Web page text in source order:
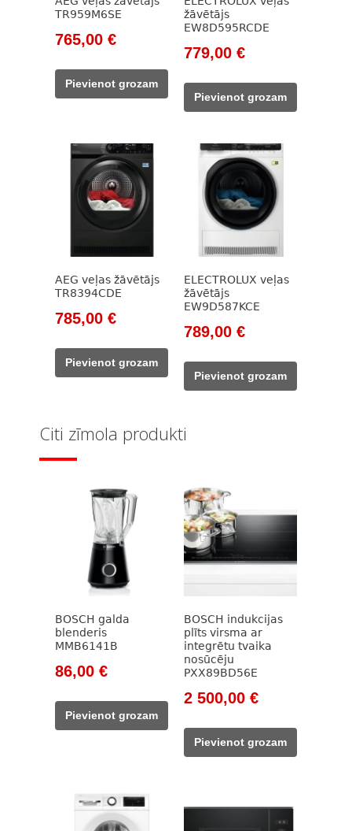
TR959M6SE
Original
was:
1
765,00 €Current
765,00 €.
Pievienot grozam
žāvētājs
EW8D595RCDE
Original
was:
1
779,00 €Current
779,00 €.
Pievienot grozam
AEG veļas žāvētājs
TR8394CDE
Original
was:
1
785,00 €Current
785,00 €.
Pievienot grozam
ELECTROLUX veļas
žāvētājs
EW9D587KCE
Original
was:
1
789,00 €Current
789,00 €.
Pievienot grozam
Citi zīmola produkti
BOSCH galda
blenderis
MMB6141B
Original
was:
115,00 €.
86,00 €Current
86,00 €.
Pievienot grozam
BOSCH indukcijas
plīts virsma ar
integrētu tvaika
nosūcēju
PXX89BD56E
Original
was:
2
2 500,00 €Current
2
Pievienot grozam